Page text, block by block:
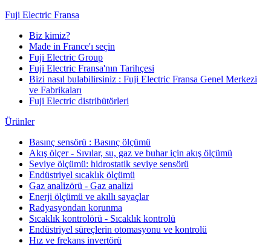
Fuji Electric Fransa
Biz kimiz?
Made in France'ı seçin
Fuji Electric Group
Fuji Electric Fransa'nın Tarihçesi
Bizi nasıl bulabilirsiniz : Fuji Electric Fransa Genel Merkezi
ve Fabrikaları
Fuji Electric distribütörleri
Ürünler
Basınç sensörü : Basınç ölçümü
Akış ölçer - Sıvılar, su, gaz ve buhar için akış ölçümü
Seviye ölçümü: hidrostatik seviye sensörü
Endüstriyel sıcaklık ölçümü
Gaz analizörü - Gaz analizi
Enerji ölçümü ve akıllı sayaçlar
Radyasyondan korunma
Sıcaklık kontrolörü - Sıcaklık kontrolü
Endüstriyel süreçlerin otomasyonu ve kontrolü
Hız ve frekans invertörü